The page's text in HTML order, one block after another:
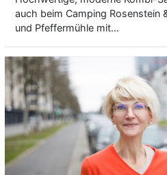
auch beim Camping Rosenstein
und Pfeffermühle mit…